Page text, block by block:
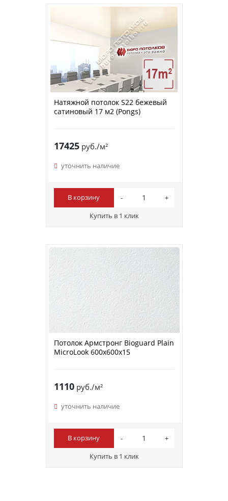
Натяжной потолок S22 бежевый
сатиновый 17 м2 (Pongs)
17425руб./м²
уточнить наличие
В корзину
Купить в 1 клик
Потолок Армстронг Bioguard Plain
MicroLook 600x600x15
1110руб./м²
уточнить наличие
В корзину
Купить в 1 клик